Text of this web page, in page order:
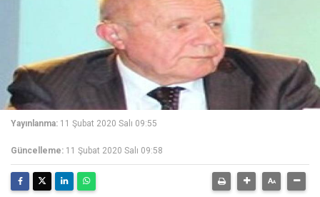
Yayınlanma: 11 Şubat 2020 Salı 09:55
Güncelleme: 11 Şubat 2020 Salı 09:58